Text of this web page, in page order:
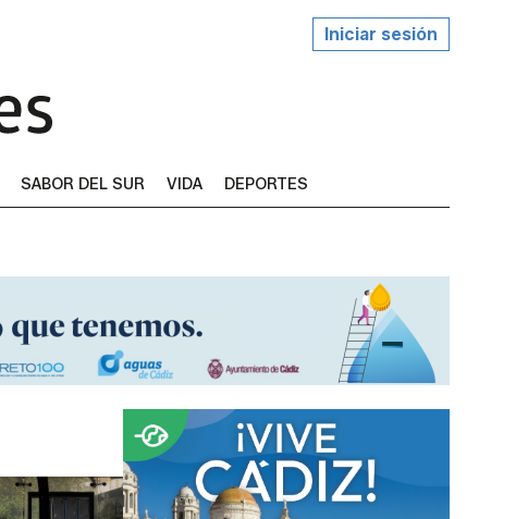
Iniciar sesión
SABOR DEL SUR VIDA DEPORTES